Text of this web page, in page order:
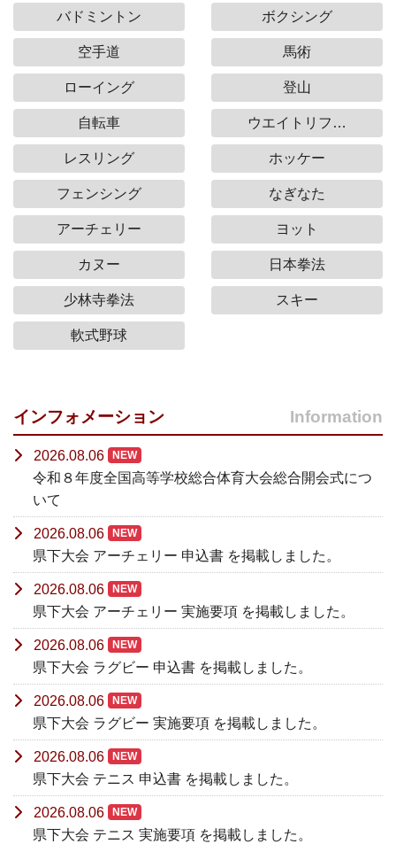
バドミントン ボクシング
空手道 馬術
ローイング 登山
自転車 ウエイトリフ…
レスリング ホッケー
フェンシング なぎなた
アーチェリー ヨット
カヌー 日本拳法
少林寺拳法 スキー
軟式野球
インフォメーション Information
2026.08.06 NEW
令和８年度全国高等学校総合体育大会総合開会式につ
いて
2026.08.06 NEW
県下大会 アーチェリー 申込書 を掲載しました。
2026.08.06 NEW
県下大会 アーチェリー 実施要項 を掲載しました。
2026.08.06 NEW
県下大会 ラグビー 申込書 を掲載しました。
2026.08.06 NEW
県下大会 ラグビー 実施要項 を掲載しました。
2026.08.06 NEW
県下大会 テニス 申込書 を掲載しました。
2026.08.06 NEW
県下大会 テニス 実施要項 を掲載しました。